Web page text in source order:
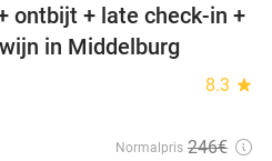
52%
ontbijt + late check-in +
in Middelburg
8.3 star
Normalpris 246€